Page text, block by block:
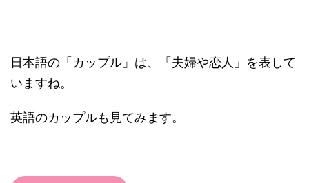
日本語の「カップル」は、「夫婦や恋人」を表して
いますね。
英語のカップルも見てみます。